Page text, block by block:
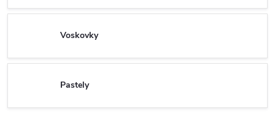
Voskovky
Pastely